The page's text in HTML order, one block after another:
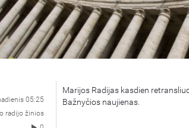
05:25
radijo žinios
Marijos Radijas kasdien
Bažnyčios naujienas.